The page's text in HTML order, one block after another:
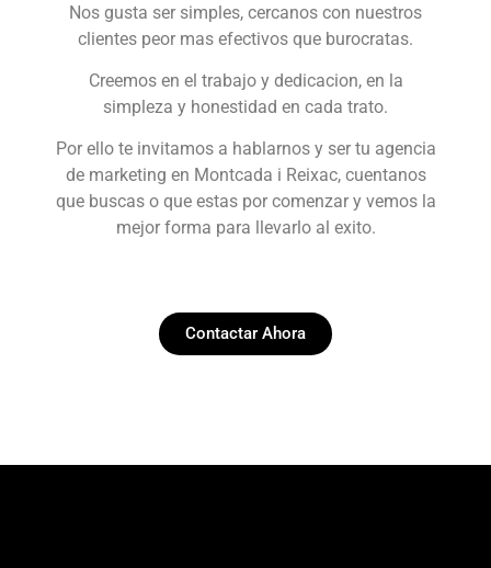
Nos gusta ser simples, cercanos con nuestros
clientes peor mas efectivos que burocratas.
Creemos en el trabajo y dedicacion, en la
simpleza y honestidad en cada trato.
Por ello te invitamos a hablarnos y ser tu agencia
de marketing en Montcada i Reixac, cuentanos
que buscas o que estas por comenzar y vemos la
mejor forma para llevarlo al exito.
Contactar Ahora